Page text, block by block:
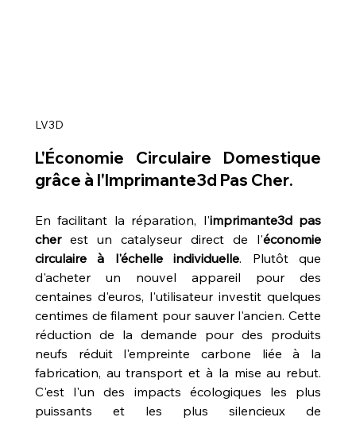
LV3D
L'Économie Circulaire Domestique
grâce à l'Imprimante3d Pas Cher.
En facilitant la réparation, l'imprimante3d pas
cher est un catalyseur direct de l'économie
circulaire à l'échelle individuelle. Plutôt que
d'acheter un nouvel appareil pour des
centaines d'euros, l'utilisateur investit quelques
centimes de filament pour sauver l'ancien. Cette
réduction de la demande pour des produits
neufs réduit l'empreinte carbone liée à la
fabrication, au transport et à la mise au rebut.
C'est l'un des impacts écologiques les plus
puissants et les plus silencieux de